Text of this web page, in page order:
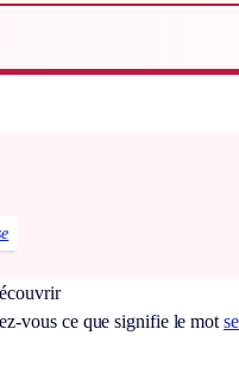
vous ce que signifie le mot